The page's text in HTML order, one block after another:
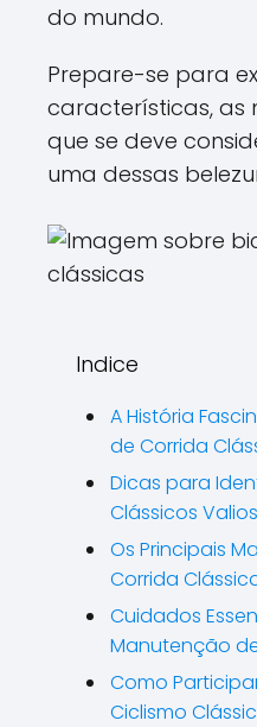
do mundo.
Prepare-se para
características, as
que se deve
uma dessas
Indice
A História
de Corrida
Dicas para
Clássicos
Os Principais
Corrida
Cuidados
Manutenção
Como
Ciclismo